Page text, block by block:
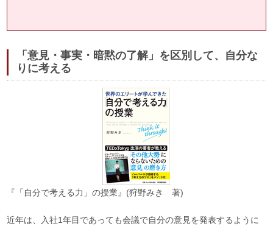
「意見・事実・暗黙の了解」を区別して、自分な
りに考える
『「自分で考える力」の授業』(狩野みき 著)
近年は、入社1年目であっても会議で自分の意見を発表するように